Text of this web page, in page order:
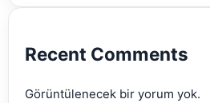
(2)(2)
Recent Comments
Görüntülenecek bir yorum yok.